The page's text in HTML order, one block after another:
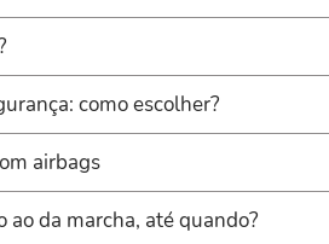
como escolher?
airbags
da marcha, até quando?